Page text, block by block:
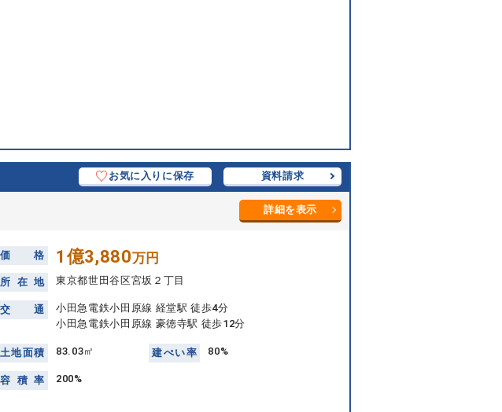
お気に入りに保存 資料請求
詳細を表示
価 格 1億3,880万円
所 在 地 東京都世田谷区宮坂２丁目
交 通
小田急電鉄小田原線 経堂駅 徒歩4分
小田急電鉄小田原線 豪徳寺駅 徒歩12分
土地面積 83.03㎡ 建ぺい率 80%
容 積 率 200%